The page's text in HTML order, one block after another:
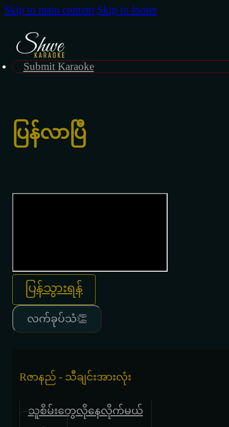
Skip to main content Skip to footer
Submit Karaoke
ပြန်လာပြီ
ပြန်သွားရန်
လက်ခုပ်သံ👏
Rဇာနည် - သီချင်းအားလုံး
သူစိမ်းတွေလိုနေလိုက်မယ်